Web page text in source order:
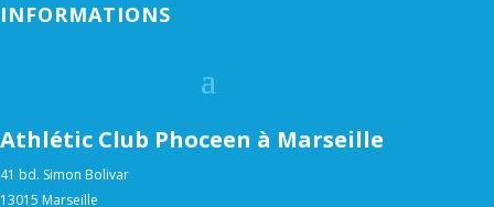
INFORMATIONS
Athlétic Club Phoceen à Marseille
41 bd. Simon Bolivar
13015 Marseille